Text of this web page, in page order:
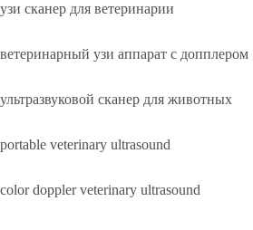
узи сканер для ветеринарии
ветеринарный узи аппарат с допплером
ультразвуковой сканер для животных
portable veterinary ultrasound
color doppler veterinary ultrasound